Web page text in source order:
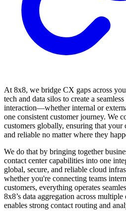
At 8x8, we bridge CX gaps across
tech and data silos to create a
interaction—whether internal or
one consistent customer journey. We
customers globally, ensuring that
and reliable no matter where they
We do that by bringing together
contact center capabilities into one
global, secure, and reliable cloud
whether you're connecting teams
customers, everything operates
8x8’s data aggregation across
enables strong contact routing and